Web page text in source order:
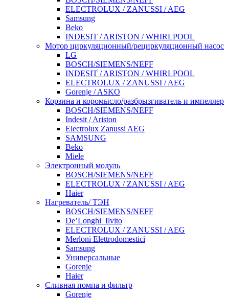
ELECTROLUX / ZANUSSI / AEG
Samsung
Beko
INDESIT / ARISTON / WHIRLPOOL
Мотор циркуляционный/рециркуляционный насос
LG
BOSCH/SIEMENS/NEFF
INDESIT / ARISTON / WHIRLPOOL
ELECTROLUX / ZANUSSI / AEG
Gorenje / ASKO
Корзина и коромысло/разбрызгиватель и импеллер
BOSCH/SIEMENS/NEFF
Indesit / Ariston
Electrolux Zanussi AEG
SAMSUNG
Beko
Miele
Электронный модуль
BOSCH/SIEMENS/NEFF
ELECTROLUX / ZANUSSI / AEG
Haier
Нагреватель/ ТЭН
BOSCH/SIEMENS/NEFF
De’Longhi_Ilvito
ELECTROLUX / ZANUSSI / AEG
Merloni Elettrodomestici
Samsung
Универсальные
Gorenje
Haier
Сливная помпа и фильтр
Gorenje